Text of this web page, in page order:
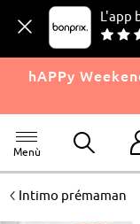
L'app
hAPPy
Menù
<Intimo prémaman